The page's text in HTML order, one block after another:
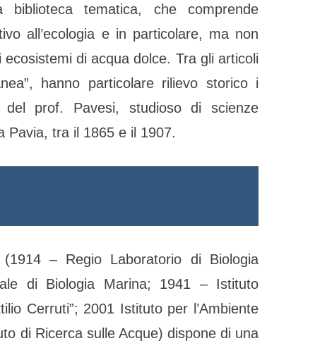
tematica, che comprende
all’ecologia e in particolare, ma non
di acqua dolce. Tra gli articoli
hanno particolare rilievo storico i
del prof. Pavesi, studioso di scienze
Pavia, tra il 1865 e il 1907.
– Regio Laboratorio di Biologia
di Biologia Marina; 1941 – Istituto
Cerruti”; 2001 Istituto per l’Ambiente
di Ricerca sulle Acque) dispone di una